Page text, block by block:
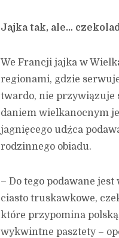
Jajka tak, ale…
We Francji jajka w
regionami, gdzie
twardo, nie przywiązuje
daniem wielkanocnym
jagnięcego udźca
rodzinnego obiadu.
– Do tego podawane
ciasto truskawkowe,
które przypomina polską
wykwintne pasztety –